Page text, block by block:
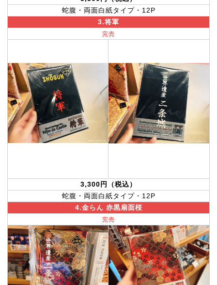
蛇腹・両面白紙タイプ・12P
3.将軍
完売
3,300円（税込）
蛇腹・両面白紙タイプ・12P
4.金らん 赤黒扇面桜
完売